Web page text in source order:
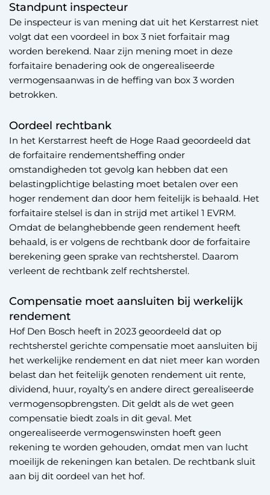
Standpunt inspecteur
De inspecteur is van mening dat uit het Kerstarrest niet
volgt dat een voordeel in box 3 niet forfaitair mag
worden berekend. Naar zijn mening moet in deze
forfaitaire benadering ook de ongerealiseerde
vermogensaanwas in de heffing van box 3 worden
betrokken.
Oordeel rechtbank
In het Kerstarrest heeft de Hoge Raad geoordeeld dat
de forfaitaire rendementsheffing onder
omstandigheden tot gevolg kan hebben dat een
belastingplichtige belasting moet betalen over een
hoger rendement dan door hem feitelijk is behaald. Het
forfaitaire stelsel is dan in strijd met artikel 1 EVRM.
Omdat de belanghebbende geen rendement heeft
behaald, is er volgens de rechtbank door de forfaitaire
berekening geen sprake van rechtsherstel. Daarom
verleent de rechtbank zelf rechtsherstel.
Compensatie moet aansluiten bij werkelijk
rendement
Hof Den Bosch heeft in 2023 geoordeeld dat op
rechtsherstel gerichte compensatie moet aansluiten bij
het werkelijke rendement en dat niet meer kan worden
belast dan het feitelijk genoten rendement uit rente,
dividend, huur, royalty’s en andere direct gerealiseerde
vermogensopbrengsten. Dit geldt als de wet geen
compensatie biedt zoals in dit geval. Met
ongerealiseerde vermogenswinsten hoeft geen
rekening te worden gehouden, omdat men van lucht
moeilijk de rekeningen kan betalen. De rechtbank sluit
aan bij dit oordeel van het hof.